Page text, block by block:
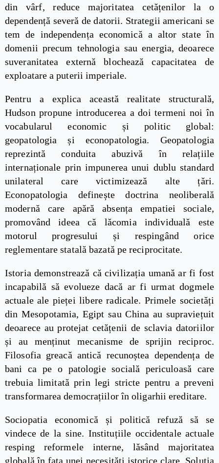
din vârf, reduce majoritatea cetățenilor la o
dependență severă de datorii. Strategii americani se
tem de independența economică a altor state în
domenii precum tehnologia sau energia, deoarece
suveranitatea externă blochează capacitatea de
exploatare a puterii imperiale.
Pentru a explica această realitate structurală,
Hudson propune introducerea a doi termeni noi în
vocabularul economic și politic global:
geopatologia și econopatologia. Geopatologia
reprezintă conduita abuzivă în relațiile
internaționale prin impunerea unui dublu standard
unilateral care victimizează alte țări.
Econopatologia definește doctrina neoliberală
modernă care apără absența empatiei sociale,
promovând ideea că lăcomia individuală este
motorul progresului și respingând orice
reglementare statală bazată pe reciprocitate.
Istoria demonstrează că civilizația umană ar fi fost
incapabilă să evolueze dacă ar fi urmat dogmele
actuale ale pieței libere radicale. Primele societăți
din Mesopotamia, Egipt sau China au supraviețuit
deoarece au protejat cetățenii de sclavia datoriilor
și au menținut mecanisme de sprijin reciproc.
Filosofia greacă antică recunoștea dependența de
bani ca pe o patologie socială periculoasă care
trebuia limitată prin legi stricte pentru a preveni
transformarea democrațiilor în oligarhii ereditare.
Sociopatia economică și politică refuză să se
vindece de la sine. Instituțiile occidentale actuale
resping reformele interne, lăsând majoritatea
globală în fața unei necesități istorice clare. Soluția